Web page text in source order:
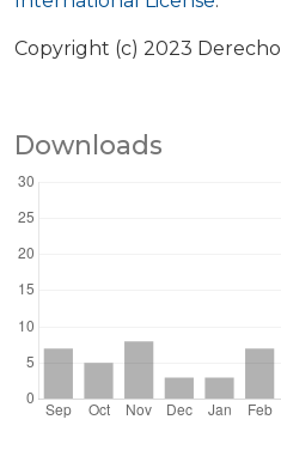
Copyright (c) 2023
Downloads